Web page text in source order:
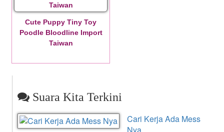
Cute Puppy Tiny Toy
Poodle Bloodline Import
Taiwan
Suara Kita Terkini
Cari Kerja Ada Mess